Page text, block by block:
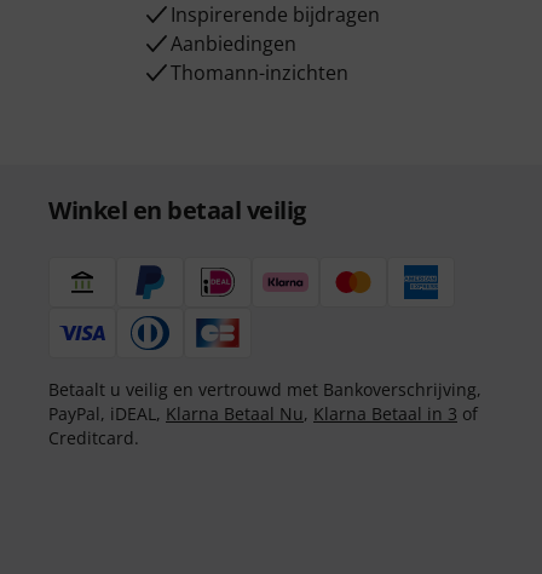
Inspirerende bijdragen
Aanbiedingen
Thomann-inzichten
Winkel en betaal veilig
Betaalt u veilig en vertrouwd met Bankoverschrijving,
PayPal, iDEAL, Klarna Betaal Nu, Klarna Betaal in 3 of
Creditcard.